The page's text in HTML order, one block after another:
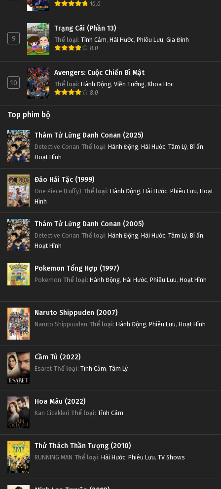
10.0
9
Trạng Cãi (Phần 13)
Thể loại: Tình Cảm, Hài Hước, Phiêu Lưu, Gia Đình
8.0
10
Avengers: Cuộc Chiến Bí Mật
Thể loại: Hành Động, Viễn Tưởng, Khoa Học
8.0
Top phim bộ
Thám Tử Lừng Danh Conan (2025)
Detective Conan Thể loại: Hành Động, Hài Hước, Tâm Lý, Bí ẩn,
Hoạt Hình
Đảo Hải Tặc (1999)
One Piece (Luffy) Thể loại: Hành Động, Hài Hước, Phiêu Lưu, Hoạt
Hình
Thám Tử Lừng Danh Conan (2005)
Detective Conan Thể loại: Hành Động, Hài Hước, Tâm Lý, Bí ẩn,
Hoạt Hình
Pokemon Tổng Hợp (1997)
Pokemon Thể loại: Hành Động, Hài Hước, Phiêu Lưu, Hoạt Hình
Naruto Shippuden (2007)
Naruto Shippuuden Thể loại: Hành Động, Phiêu Lưu, Hoạt Hình
Cầm Tù (2022)
Esaret Thể loại: Tình Cảm, Tâm Lý
Hoa Máu (2022)
Kan Cicekleri Thể loại: Tình Cảm
Thử Thách Thần Tượng (2010)
RUNNING MAN Thể loại: Hài Hước, Phiêu Lưu, TV Shows